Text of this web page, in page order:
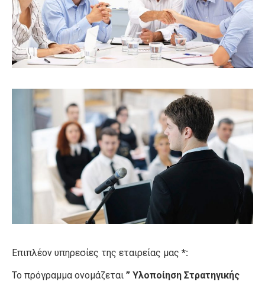
Επιπλέον υπηρεσίες της εταιρείας μας *:
Το πρόγραμμα ονομάζεται ” Υλοποίηση Στρατηγικής